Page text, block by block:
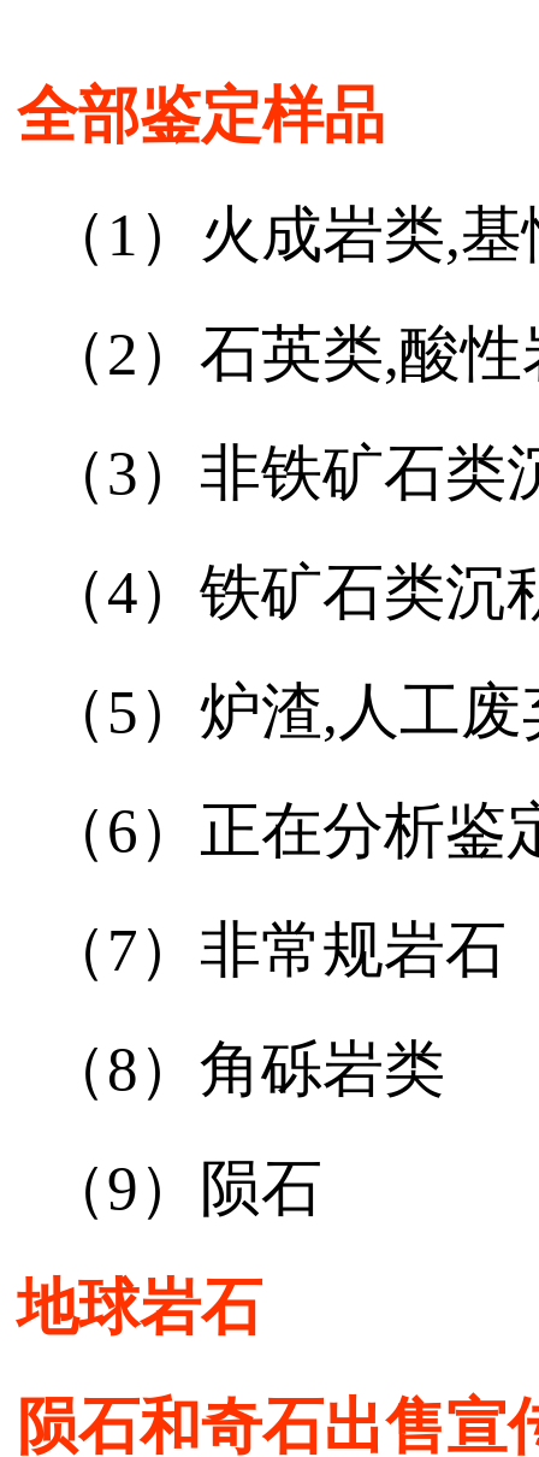
全部鉴定样品
（1）火成岩类,
（2）石英类,酸
（3）非铁矿石
（4）铁矿石类
（5）炉渣,人工
（6）正在分析鉴
（7）非常规岩石
（8）角砾岩类
（9）陨石
地球岩石
陨石和奇石出售宣